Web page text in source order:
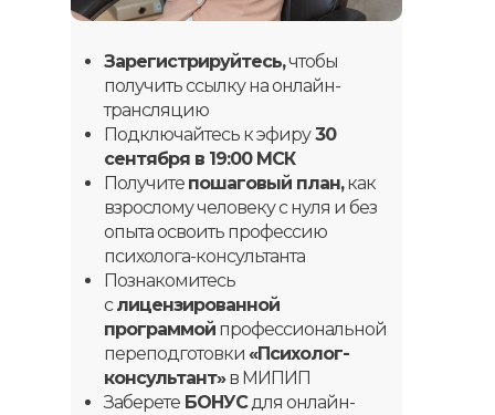
Зарегистрируйтесь,чтобы
получить ссылку на онлайн-
трансляцию
Подключайтесь к эфиру30
сентября в 19:00 МСК
Получите пошаговый план,как
взрослому человеку с нуля и без
опыта освоить профессию
психолога-консультанта
Познакомитесь
слицензированной
программой профессиональной
переподготовки «Психолог-
консультант»в МИПИП
Заберете БОНУСдля онлайн-
Я ИДУ!
сфере